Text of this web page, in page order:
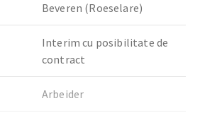
Beveren (Roeselare)
Interim cu posibilitate de
contract
Arbeider